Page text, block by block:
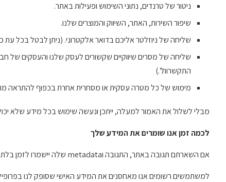
ניטור של טרנדים, נתוני השימוש ופעילות באתר.
שיפור השירות, האתר, השיווק והמוצרים שלנו.
שליחה של ניוזלטר אליכם בדואר אלקטרוני. (ניתן לבטל בכל עת
שליחה של מסרים שיווקיים שקשורים לעסק שלנו והעסקים של
התקשרות”.)
מימוש של כל מטרה עסקית או מסחרית אחרת בכפוף להתראה
מבלי לשלול את האמור למעלה, ייתכן ונעשה שימוש בכל מידע שלא
לכמה זמן אנו שומרים את המידע שלך
אם השארתם תגובה באתר, התגובה וmetadata שלה יישמרו לזמן בלתי מוגבל. זה בכדי שנוכל לזהות ולאשר באופן אוטומאטי כל תגובה נוספת שתשאירו באתר מבלי הצורך לעכב אותה לבחינה ואישור ידני.
למשתמשים רשומים אנו מאחסנים את המידע האישי שסופק לנו